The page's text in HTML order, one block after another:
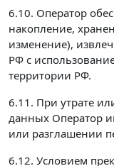
6.10. Оператор
накопление,
изменение),
РФ с
территории РФ.
6.11. При утрате
данных Оператор
или разглашении
6.12. Условием